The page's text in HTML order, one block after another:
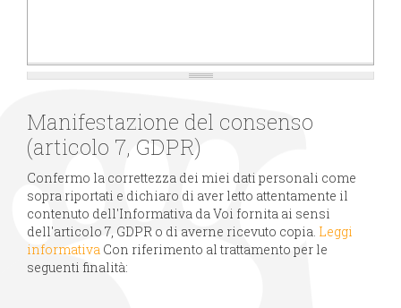
Manifestazione del consenso
(articolo 7, GDPR)
Confermo la correttezza dei miei dati personali come
sopra riportati e dichiaro di aver letto attentamente il
contenuto dell'Informativa da Voi fornita ai sensi
dell'articolo 7, GDPR o di averne ricevuto copia. Leggi
informativa Con riferimento al trattamento per le
seguenti finalità: